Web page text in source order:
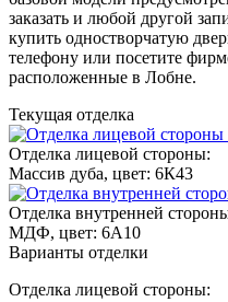
заказать и любой другой
купить одностворчатую
телефону или посетите
расположенные в Лобне.
Текущая отделка
Отделка лицевой стороны:
Массив дуба, цвет: 6К43
Отделка внутренней
МДФ, цвет: 6А10
Варианты отделки
Отделка лицевой стороны: